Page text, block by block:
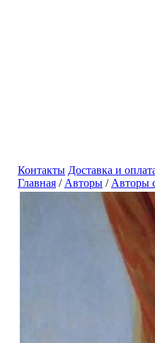
Контакты Доставка и
Главная / Авторы / Авторы